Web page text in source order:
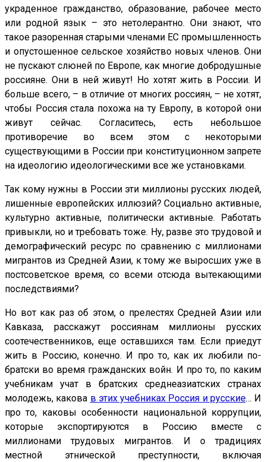
украденное гражданство, образование, рабочее место
или родной язык – это нетолерантно. Они знают, что
такое разоренная старыми членами ЕС промышленность
и опустошенное сельское хозяйство новых членов. Они
не пускают слюней по Европе, как многие добродушные
россияне. Они в ней живут! Но хотят жить в России. И
больше всего, – в отличие от многих россиян, – не хотят,
чтобы Россия стала похожа на ту Европу, в которой они
живут сейчас. Согласитесь, есть небольшое
противоречие во всем этом с некоторыми
существующими в России при конституционном запрете
на идеологию идеологическими все же установками.
Так кому нужны в России эти миллионы русских людей,
лишенные европейских иллюзий? Социально активные,
культурно активные, политически активные. Работать
привыкли, но и требовать тоже. Ну, разве это трудовой и
демографический ресурс по сравнению с миллионами
мигрантов из Средней Азии, к тому же выросших уже в
постсоветское время, со всеми отсюда вытекающими
последствиями?
Но вот как раз об этом, о прелестях Средней Азии или
Кавказа, расскажут россиянам миллионы русских
соотечественников, еще оставшихся там. Если приедут
жить в Россию, конечно. И про то, как их любили по-
братски во время гражданских войн. И про то, по каким
учебникам учат в братских среднеазиатских странах
молодежь, какова в этих учебниках Россия и русские… И
про то, каковы особенности национальной коррупции,
которые экспортируются в Россию вместе с
миллионами трудовых мигрантов. И о традициях
местной этнической преступности, включая